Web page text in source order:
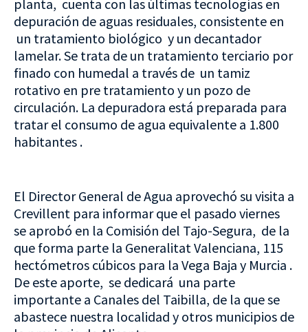
planta, cuenta con las últimas tecnologías en
depuración de aguas residuales, consistente en
un tratamiento biológico y un decantador
lamelar. Se trata de un tratamiento terciario por
finado con humedal a través de un tamiz
rotativo en pre tratamiento y un pozo de
circulación. La depuradora está preparada para
tratar el consumo de agua equivalente a 1.800
habitantes .
El Director General de Agua aprovechó su visita a
Crevillent para informar que el pasado viernes
se aprobó en la Comisión del Tajo-Segura, de la
que forma parte la Generalitat Valenciana, 115
hectómetros cúbicos para la Vega Baja y Murcia .
De este aporte, se dedicará una parte
importante a Canales del Taibilla, de la que se
abastece nuestra localidad y otros municipios de